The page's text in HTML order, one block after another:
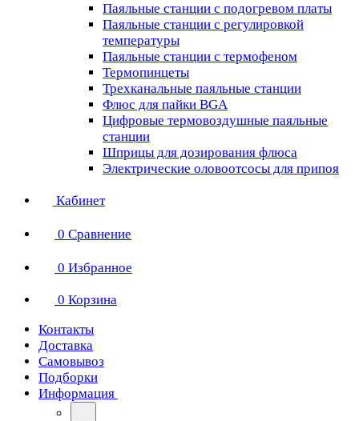
Паяльные станции с подогревом платы
Паяльные станции с регулировкой
температуры
Паяльные станции с термофеном
Термопинцеты
Трехканальные паяльные станции
Флюс для пайки BGA
Цифровые термовоздушные паяльные
станции
Шприцы для дозирования флюса
Электрические оловоотсосы для припоя
Кабинет
0 Сравнение
0 Избранное
0 Корзина
Контакты
Доставка
Самовывоз
Подборки
Информация